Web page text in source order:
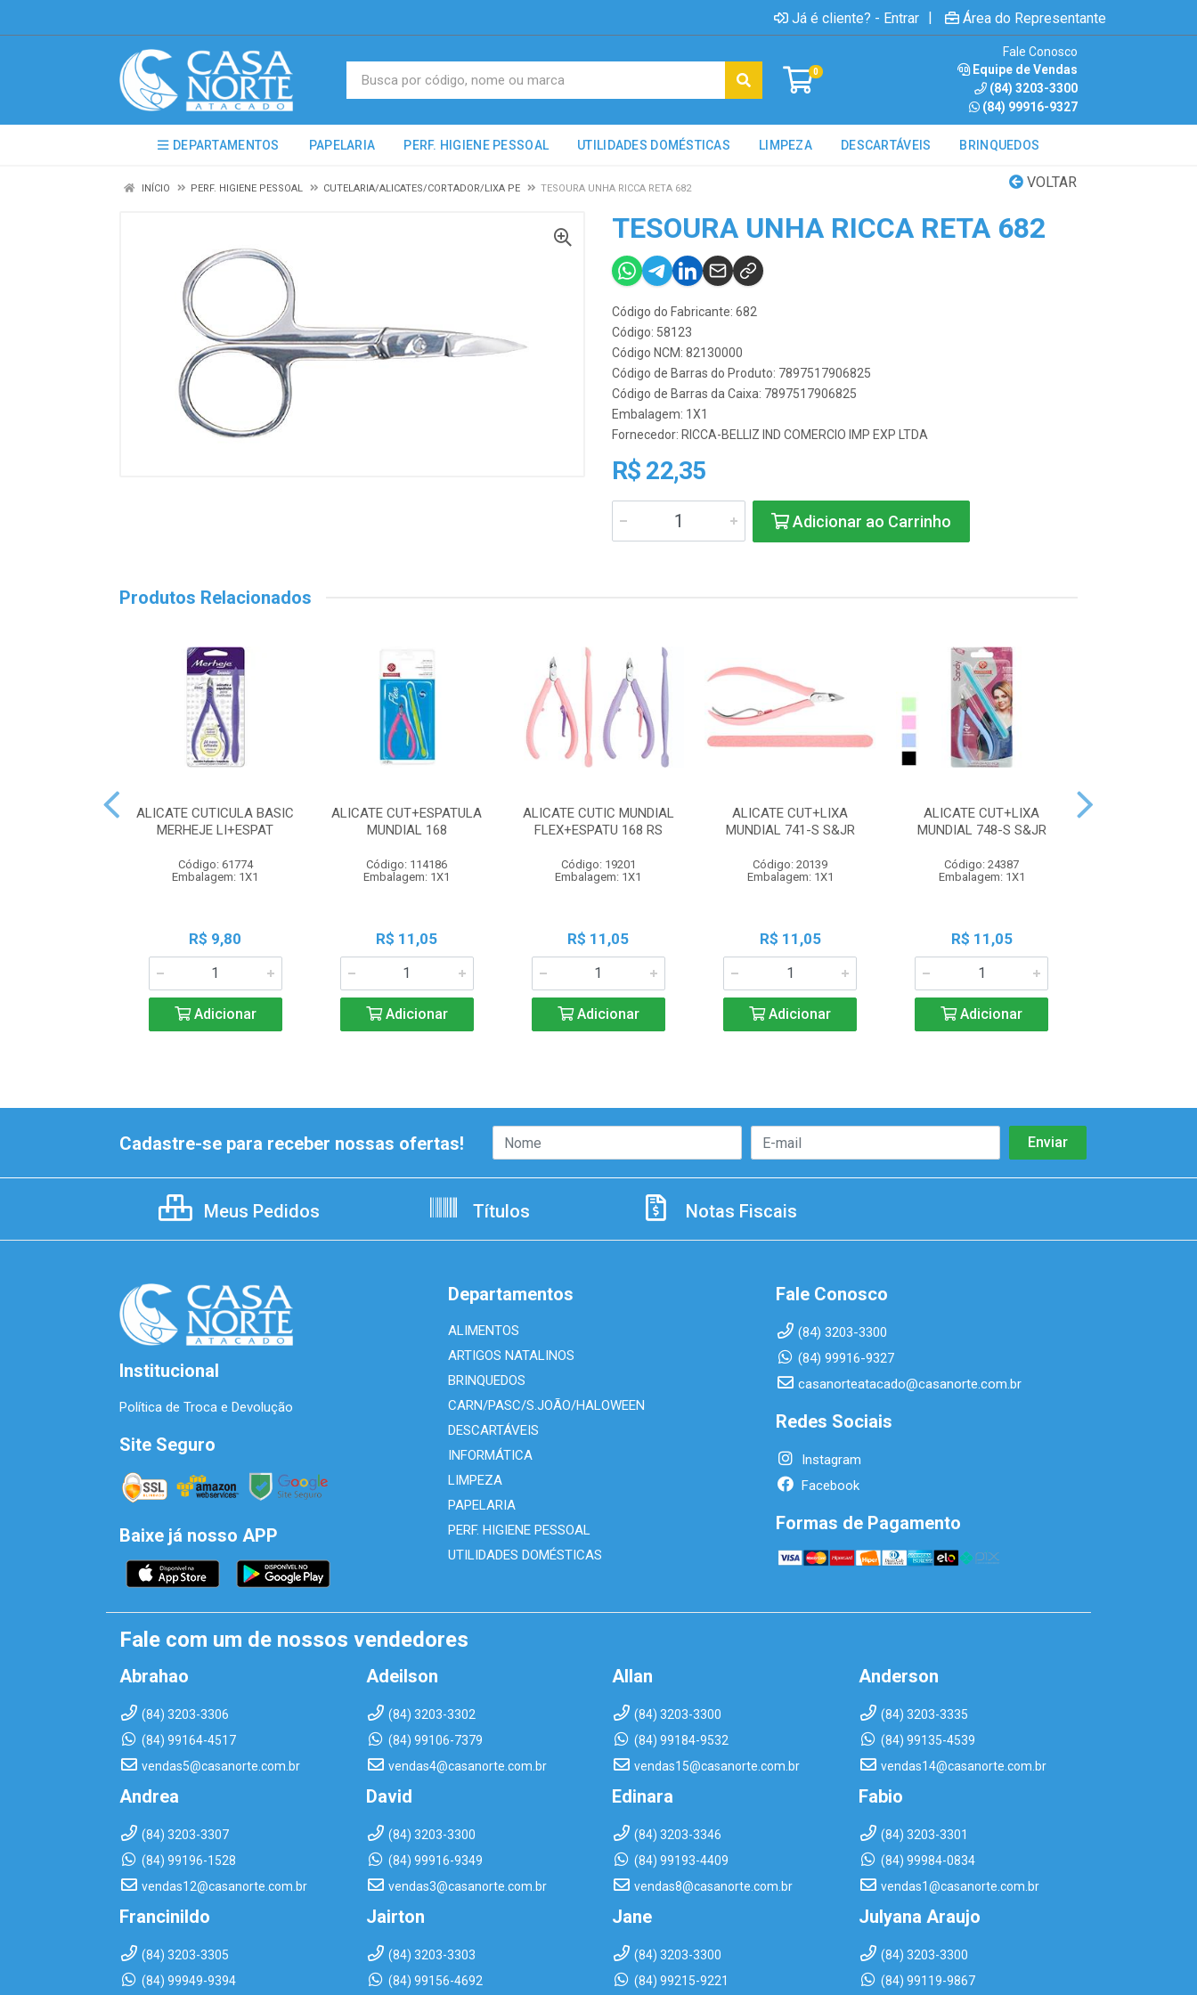
Já é cliente? - Entrar | Área do Representante
0
Fale Conosco
Equipe de Vendas
(84) 3203-3300
(84) 99916-9327
DEPARTAMENTOS PAPELARIA PERF. HIGIENE PESSOAL UTILIDADES DOMÉSTICAS LIMPEZA DESCARTÁVEIS BRINQUEDOS
VOLTAR
INÍCIO PERF. HIGIENE PESSOAL CUTELARIA/ALICATES/CORTADOR/LIXA PE TESOURA UNHA RICCA RETA 682
TESOURA UNHA RICCA RETA 682
Código do Fabricante: 682
Código: 58123
Código NCM: 82130000
Código de Barras do Produto: 7897517906825
Código de Barras da Caixa: 7897517906825
Embalagem: 1X1
Fornecedor: RICCA-BELLIZ IND COMERCIO IMP EXP LTDA
R$ 22,35
Adicionar ao Carrinho
Produtos Relacionados
ALICATE CUTICULA BASIC
MERHEJE LI+ESPAT
Código: 61774
Embalagem: 1X1
R$ 9,80
Adicionar
ALICATE CUT+ESPATULA
MUNDIAL 168
Código: 114186
Embalagem: 1X1
R$ 11,05
Adicionar
ALICATE CUTIC MUNDIAL
FLEX+ESPATU 168 RS
Código: 19201
Embalagem: 1X1
R$ 11,05
Adicionar
ALICATE CUT+LIXA
MUNDIAL 741-S S&JR
Código: 20139
Embalagem: 1X1
R$ 11,05
Adicionar
ALICATE CUT+LIXA
MUNDIAL 748-S S&JR
Código: 24387
Embalagem: 1X1
R$ 11,05
Adicionar
Cadastre-se para receber nossas ofertas!
Meus Pedidos Títulos Notas Fiscais
Institucional
Política de Troca e Devolução
Site Seguro
Baixe já nosso APP
Departamentos
ALIMENTOS
ARTIGOS NATALINOS
BRINQUEDOS
CARN/PASC/S.JOÃO/HALOWEEN
DESCARTÁVEIS
INFORMÁTICA
LIMPEZA
PAPELARIA
PERF. HIGIENE PESSOAL
UTILIDADES DOMÉSTICAS
Fale Conosco
(84) 3203-3300
(84) 99916-9327
casanorteatacado@casanorte.com.br
Redes Sociais
Instagram
Facebook
Formas de Pagamento
Fale com um de nossos vendedores
Abrahao
(84) 3203-3306
(84) 99164-4517
vendas5@casanorte.com.br
Adeilson
(84) 3203-3302
(84) 99106-7379
vendas4@casanorte.com.br
Allan
(84) 3203-3300
(84) 99184-9532
vendas15@casanorte.com.br
Anderson
(84) 3203-3335
(84) 99135-4539
vendas14@casanorte.com.br
Andrea
(84) 3203-3307
(84) 99196-1528
vendas12@casanorte.com.br
David
(84) 3203-3300
(84) 99916-9349
vendas3@casanorte.com.br
Edinara
(84) 3203-3346
(84) 99193-4409
vendas8@casanorte.com.br
Fabio
(84) 3203-3301
(84) 99984-0834
vendas1@casanorte.com.br
Francinildo
(84) 3203-3305
(84) 99949-9394
Jairton
(84) 3203-3303
(84) 99156-4692
Jane
(84) 3203-3300
(84) 99215-9221
Julyana Araujo
(84) 3203-3300
(84) 99119-9867